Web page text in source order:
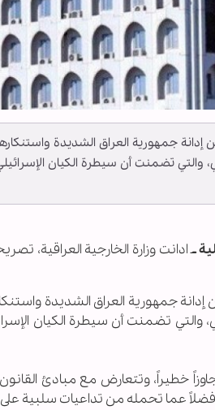
إدانة جمهورية العراق الشديدة
والتي تضمنت أن سيطرة الكيان
ــ ادانت وزارة الخارجية العراقية،
إدانة جمهورية العراق الشديدة
والتي تضمنت أن سيطرة الكيان
خطيراً، وتتعارض مع مبادئ
فضلاً عما تحمله من تداعيات سلبية